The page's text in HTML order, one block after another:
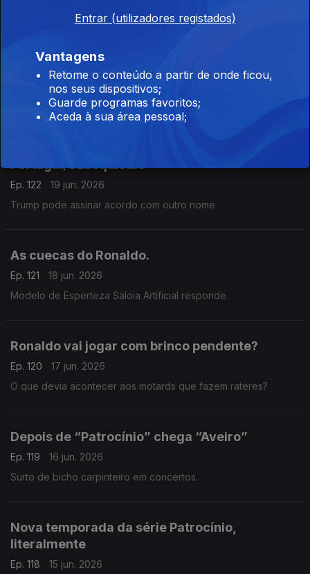
Manual para receber ETs
Ep. 123
22 jun. 2026
Cristina Ronaldo, o homem estátua
Ep. 122
19 jun. 2026
Trump pode assinar acordo com outro nome.
As cuecas do Ronaldo.
Ep. 121
18 jun. 2026
Modelo de Esperteza Saloia Artificial responde.
Ronaldo vai jogar com brinco pendente?
Ep. 120
17 jun. 2026
O que devia acontecer aos motards que fazem rateres?
Depois de “Patrocínio” chega “Aveiro”
Ep. 119
16 jun. 2026
Surto de bicho carpinteiro em concertos.
Nova temporada da série Patrocínio,
literalmente
Ep. 118
15 jun. 2026
Entrar (utilizadores registados)
Vantagens
Retome o conteúdo a partir de onde ficou,
nos seus dispositivos;
Guarde programas favoritos;
Aceda à sua área pessoal;